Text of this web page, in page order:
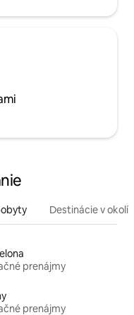
Destinácie v okolí
prenájmy
prenájmy